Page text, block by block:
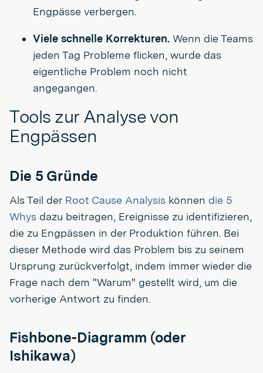
Engpässe verbergen.
Viele schnelle Korrekturen. Wenn die Teams
jeden Tag Probleme flicken, wurde das
eigentliche Problem noch nicht
angegangen.
Tools zur Analyse von
Engpässen
Die 5 Gründe
Als Teil der Root Cause Analysis können die 5
Whys dazu beitragen, Ereignisse zu identifizieren,
die zu Engpässen in der Produktion führen. Bei
dieser Methode wird das Problem bis zu seinem
Ursprung zurückverfolgt, indem immer wieder die
Frage nach dem "Warum" gestellt wird, um die
vorherige Antwort zu finden.
Fishbone-Diagramm (oder
Ishikawa)